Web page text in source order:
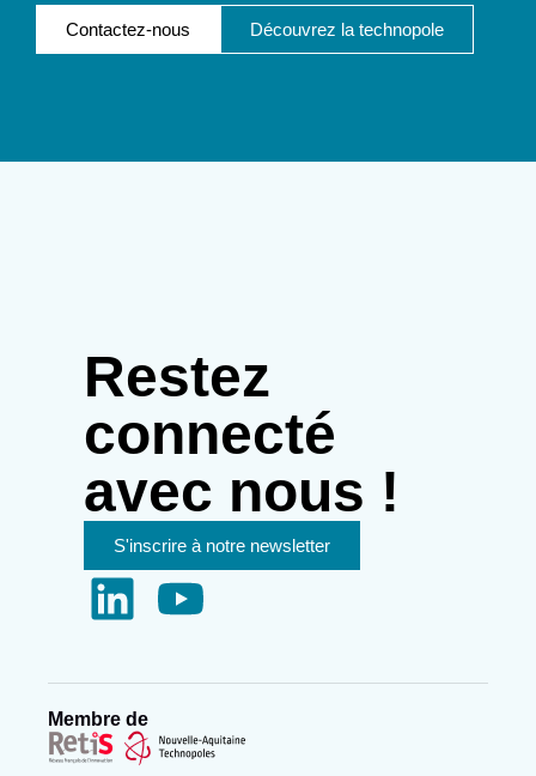
Contactez-nous Découvrez la technopole
Restez
connecté
avec nous !
S'inscrire à notre newsletter
Membre de